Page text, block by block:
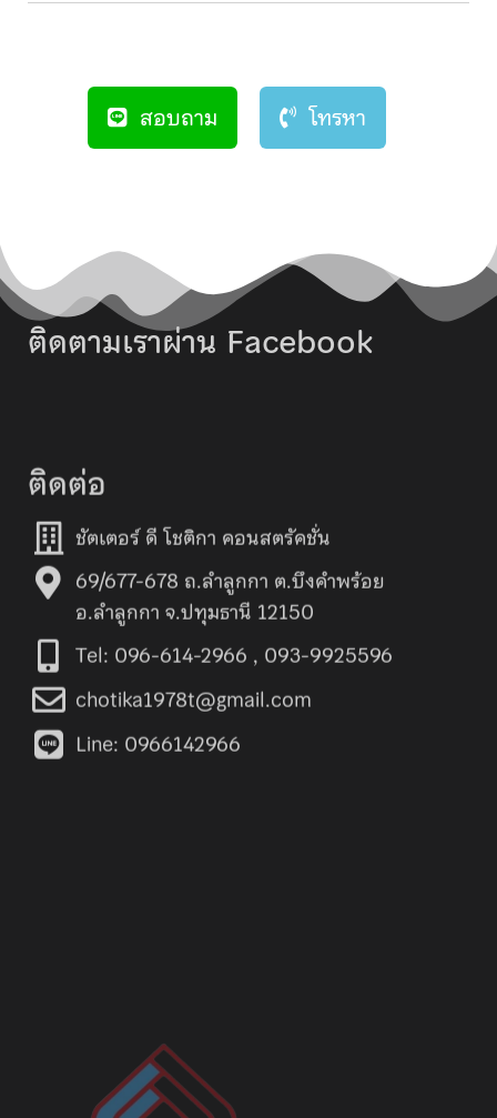
สอบถาม โทรหา
ติดตามเราผ่าน Facebook
ติดต่อ
ชัตเตอร์ ดี โชติกา คอนสตรัคชั่น
69/677-678 ถ.ลำลูกกา ต.บึงคำพร้อย
อ.ลำลูกกา จ.ปทุมธานี 12150
Tel: 096-614-2966 , 093-9925596
chotika1978t@gmail.com
Line: 0966142966